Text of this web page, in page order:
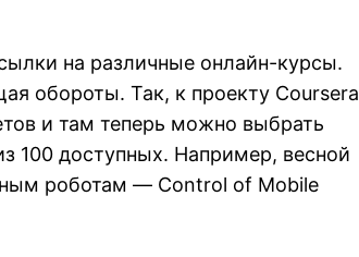
на различные онлайн-курсы.
обороты. Так, к проекту Coursera
и там теперь можно выбрать
100 доступных. Например, весной
роботам — Control of Mobile